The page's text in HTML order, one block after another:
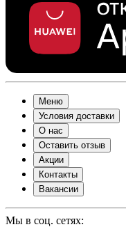
Меню
Условия доставки
О нас
Оставить отзыв
Акции
Контакты
Вакансии
Мы в соц. сетях: